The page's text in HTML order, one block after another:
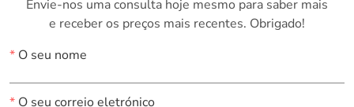
Envie-nos uma consulta hoje mesmo para saber mais
e receber os preços mais recentes. Obrigado!
*O seu nome
*O seu correio eletrónico